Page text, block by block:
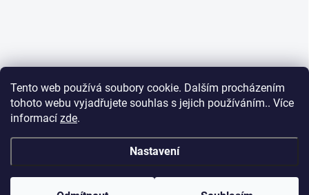
Tento web používá soubory cookie. Dalším procházením
tohoto webu vyjadřujete souhlas s jejich používáním.. Více
informací zde.
Nastavení